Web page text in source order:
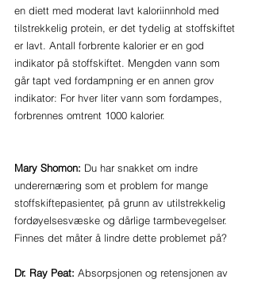
en diett med moderat lavt kaloriinnhold med
tilstrekkelig protein, er det tydelig at stoffskiftet
er lavt. Antall forbrente kalorier er en god
indikator på stoffskiftet. Mengden vann som
går tapt ved fordampning er en annen grov
indikator: For hver liter vann som fordampes,
forbrennes omtrent 1000 kalorier.
Mary Shomon: Du har snakket om indre
underernæring som et problem for mange
stoffskiftepasienter, på grunn av utilstrekkelig
fordøyelsesvæske og dårlige tarmbevegelser.
Finnes det måter å lindre dette problemet på?
Dr. Ray Peat: Absorpsjonen og retensjonen av